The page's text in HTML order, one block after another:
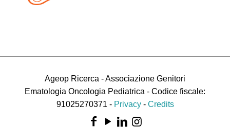
Ageop Ricerca - Associazione Genitori
Ematologia Oncologia Pediatrica - Codice fiscale:
91025270371 - Privacy- Credits